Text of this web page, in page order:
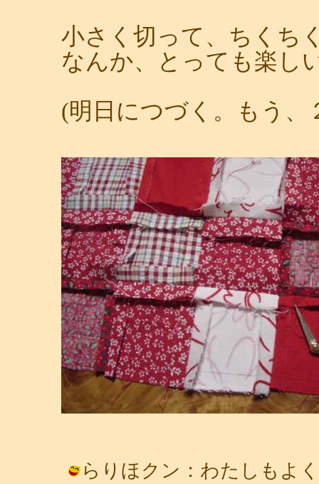
小さく切って、ちくち
なんか、とっても楽し
(明日につづく。もう、
らりほクン：わたしもよ